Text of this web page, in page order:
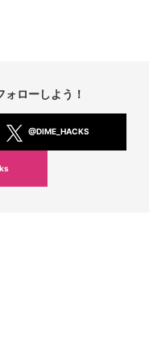
ローしよう！
@DIME_HACKS